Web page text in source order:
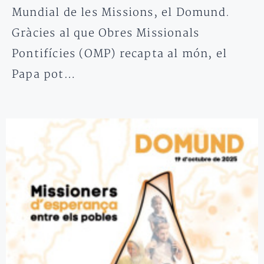
Mundial de les Missions, el Domund.
Gràcies al que Obres Missionals
Pontifícies (OMP) recapta al món, el
Papa pot…